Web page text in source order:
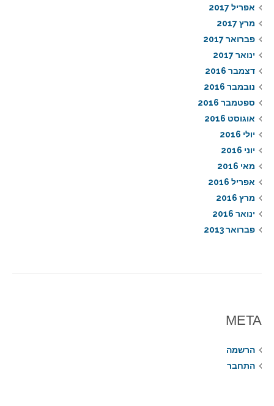
אפריל 2017
מרץ 2017
פברואר 2017
ינואר 2017
דצמבר 2016
נובמבר 2016
ספטמבר 2016
אוגוסט 2016
יולי 2016
יוני 2016
מאי 2016
אפריל 2016
מרץ 2016
ינואר 2016
פברואר 2013
META
הרשמה
התחבר